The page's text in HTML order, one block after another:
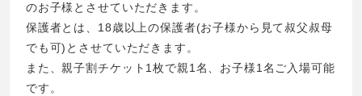
のお子様とさせていただきます。
保護者とは、18歳以上の保護者(お子様から見て叔父叔母
でも可)とさせていただきます。
また、親子割チケット1枚で親1名、お子様1名ご入場可能
です。